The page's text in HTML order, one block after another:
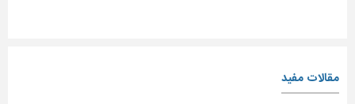
مقالات مفید